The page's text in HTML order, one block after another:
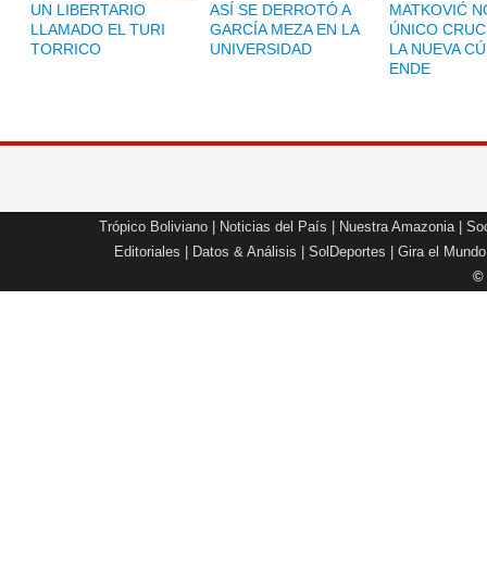
UN LIBERTARIO
LLAMADO EL TURI
TORRICO
ASÍ SE DERROTÓ A
GARCÍA MEZA EN LA
UNIVERSIDAD
MATKOVIĆ
ÚNICO
LA NUEVA
ENDE
Trópico Boliviano Noticias del País Nuestra Amazonia|
Editoriales
Datos & Análisis SolDeportes Gira el Mundo
©